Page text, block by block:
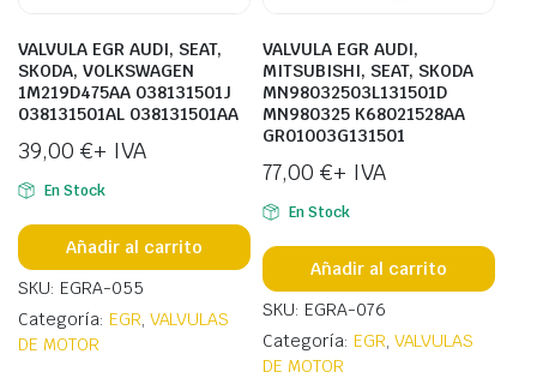
VALVULA EGR AUDI, SEAT,
SKODA, VOLKSWAGEN
1M219D475AA 038131501J
038131501AL 038131501AA
39,00 €+ IVA
En Stock
Añadir al carrito
SKU: EGRA-055
Categoría: EGR, VALVULAS
DE MOTOR
VALVULA EGR AUDI,
MITSUBISHI, SEAT, SKODA
MN98032503L131501D
MN980325 K68021528AA
GR01003G131501
77,00 €+ IVA
En Stock
Añadir al carrito
SKU: EGRA-076
Categoría: EGR, VALVULAS
DE MOTOR